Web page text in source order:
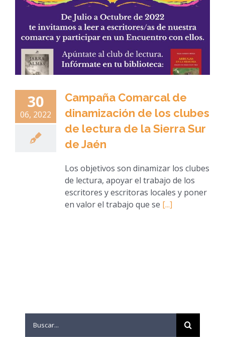
30
06, 2022
Campaña Comarcal de
dinamización de los clubes
de lectura de la Sierra Sur
de Jaén
Los objetivos son dinamizar los clubes
de lectura, apoyar el trabajo de los
escritores y escritoras locales y poner
en valor el trabajo que se [...]
for: